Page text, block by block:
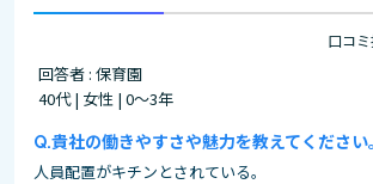
口コ
回答者 : 保育園
40代 | 女性 | 0～3年
貴社の働きやすさや魅力を教えてください。
人員配置がキチンとされている。